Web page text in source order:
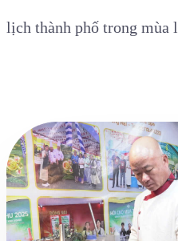
lịch thành phố trong mùa